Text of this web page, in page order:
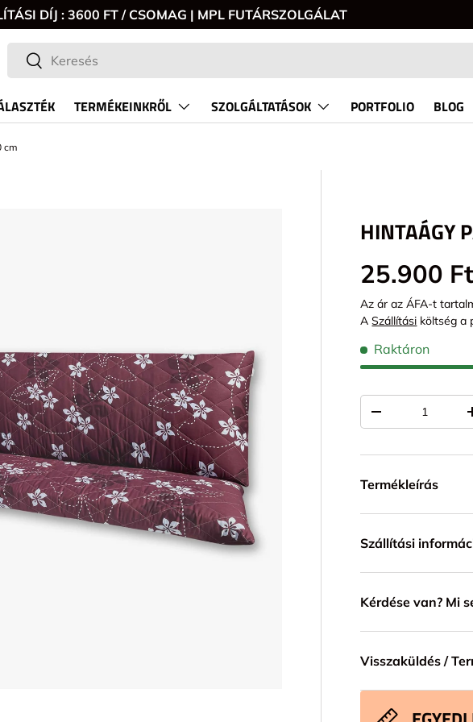
DÍJ : 3600 FT / CSOMAG | MPL FUTÁRSZOLGÁLAT
Keresés
Keresés
TERMÉKEINKRŐL SZOLGÁLTATÁSOK PORTFOLIO BLOG
cm
HINTAÁGY
Alap ár
25.900 Ft
Az ár az ÁFA-t
ASzállítási költség a
Raktáron
TRANSLATION
Termékleírás
Szállítási
Kérdése van? Mi
Visszaküldés /